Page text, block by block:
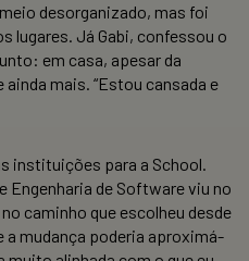
desorganizado, mas foi
lugares. Já Gabi, confessou o
em casa, apesar da
mais. “Estou cansada e
instituições para a School.
Engenharia de Software viu no
caminho que escolheu desde
a mudança poderia aproximá-